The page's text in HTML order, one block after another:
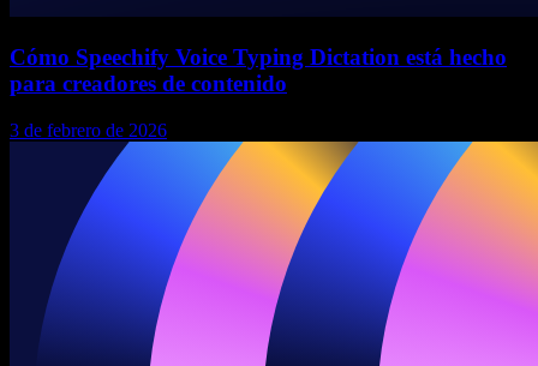
Cómo Speechify Voice Typing Dictation está hecho
para creadores de contenido
3 de febrero de 2026